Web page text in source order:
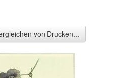
von Drucken...